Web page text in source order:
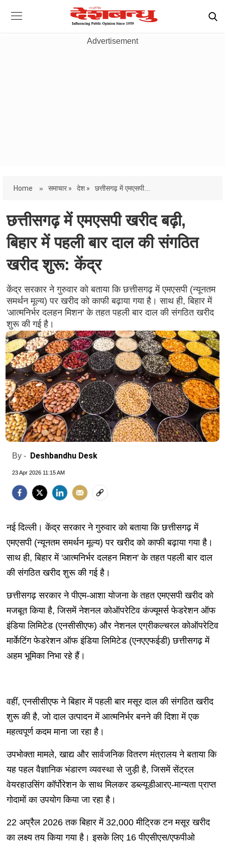
Advertisement
Home » समाचार » देश » छत्तीसगढ़ में एमएसपी...
छत्तीसगढ़ में एमएसपी खरीद बढ़ी,
बिहार में पहली बार दाल की संगठित
खरीद शुरू: केंद्र
केंद्र सरकार ने गुरुवार को बताया कि छत्तीसगढ़ में एमएसपी (न्यूनतम
समर्थन मूल्य) पर खरीद को काफी बढ़ाया गया है। साथ ही, बिहार में
'आत्मनिर्भर दलहन मिशन' के तहत पहली बार दाल की संगठित खरीद
शुरू की गई है।
By - Deshbandhu Desk
23 Apr 2026 11:15 AM
नई दिल्ली। केंद्र सरकार ने गुरुवार को बताया कि छत्तीसगढ़ में
एमएसपी (न्यूनतम समर्थन मूल्य) पर खरीद को काफी बढ़ाया गया है।
साथ ही, बिहार में 'आत्मनिर्भर दलहन मिशन' के तहत पहली बार दाल
की संगठित खरीद शुरू की गई है।
छत्तीसगढ़ सरकार ने पीएम-आशा योजना के तहत एमएसपी खरीद को
मजबूत किया है, जिसमें नेशनल कोऑपरेटिव कंज्यूमर्स फेडरेशन ऑफ
इंडिया लिमिटेड (एनसीसीएफ) और नेशनल एग्रीकल्चरल कोऑपरेटिव
मार्केटिंग फेडरेशन ऑफ इंडिया लिमिटेड (एनएएफईडी) छत्तीसगढ़ में
अहम भूमिका निभा रहे हैं।
वहीं, एनसीसीएफ ने बिहार में पहली बार मसूर दाल की संगठित खरीद
शुरू की है, जो दाल उत्पादन में आत्मनिर्भर बनने की दिशा में एक
महत्वपूर्ण कदम माना जा रहा है।
उपभोक्ता मामले, खाद्य और सार्वजनिक वितरण मंत्रालय ने बताया कि
यह पहल वैज्ञानिक भंडारण व्यवस्था से जुड़ी है, जिसमें सेंट्रल
वेयरहाउसिंग कॉर्पोरेशन के साथ मिलकर डब्ल्यूडीआरए-मान्यता प्राप्त
गोदामों का उपयोग किया जा रहा है।
22 अप्रैल 2026 तक बिहार में 32,000 मीट्रिक टन मसूर खरीद
का लक्ष्य तय किया गया है। इसके लिए 16 पीएसीएस/एफपीओ